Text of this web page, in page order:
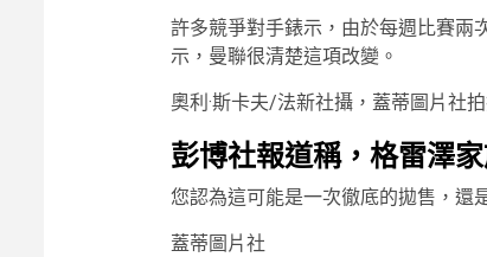
許多競爭對手錶示，由於每週比賽兩
示，曼聯很清楚這項改變。
奧利·斯卡夫/法新社攝，蓋蒂圖片社
彭博社報道稱，格雷澤
您認為這可能是一次徹底的拋售，還
蓋蒂圖片社